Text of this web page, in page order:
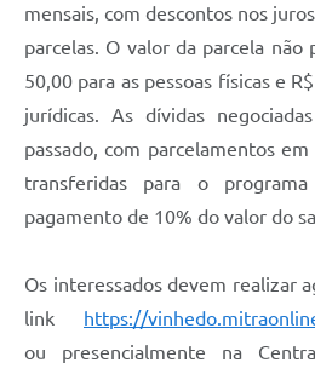
mensais, com descontos nos
parcelas. O valor da parcela
50,00 para as pessoas físicas e
jurídicas. As dívidas
passado, com parcelamentos
transferidas para o
pagamento de 10% do valor do
Os interessados devem realizar
link https://
ou presencialmente na